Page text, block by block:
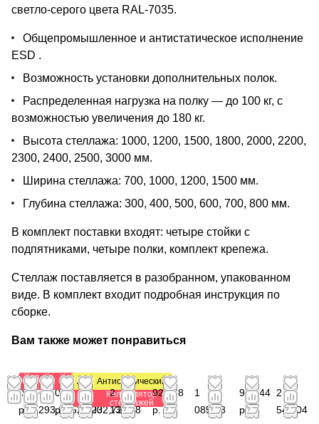
светло-серого цвета RAL-7035.
Общепромышленное и антистатическое исполнение
ESD .
Возможность установки дополнительных полок.
Распределенная нагрузка на полку — до 100 кг, с
возможностью увеличения до 180 кг.
Высота стеллажа: 1000, 1200, 1500, 1800, 2000, 2200,
2300, 2400, 2500, 3000 мм.
Ширина стеллажа: 700, 1000, 1200, 1500 мм.
Глубина стеллажа: 300, 400, 500, 600, 700, 800 мм.
В комплект поставки входят: четыре стойки с
подпятниками, четыре полки, комплект крепежа.
Стеллаж поставляется в разобранном, упакованном
виде. В комплект входит подробная инструкция по
сборке.
Вам также может понравиться
Калькулятор
стеллажей
0
р.
Калькулятор
стеллажей
от
293,28
Калькулятор
стеллажей
0
р.
Антистатический
Калькулятор
стеллажей
от
526,20
Антистатический
Калькулятор
стеллажей
от 1
032,72
2
132,88
923,88
р.
1
085,28
982,44
р.
2
540,04